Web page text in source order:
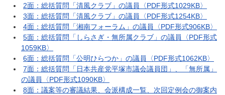
2面：総括質問「清風クラブ」の議員〈PDF形式1029KB〉
3面：総括質問「清風クラブ」の議員〈PDF形式1254KB〉
4面：総括質問「湘南フォーラム」の議員〈PDF形式906KB〉
5面：総括質問「しらさぎ・無所属クラブ」の議員〈PDF形式
1059KB〉
6面：総括質問「公明ひらつか」の議員〈PDF形式1062KB〉
7面：総括質問「日本共産党平塚市議会議員団」、「無所属」
の議員〈PDF形式1090KB〉
8面：議案等の審議結果、会派構成一覧、次回定例会の御案内